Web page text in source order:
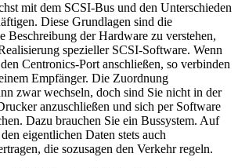
mit dem SCSI-Bus und den Unterschieden
Diese Grundlagen sind die
Beschreibung der Hardware zu verstehen,
spezieller SCSI-Software. Wenn
Centronics-Port anschließen, so verbinden
Empfänger. Die Zuordnung
zwar wechseln, doch sind Sie nicht in der
anzuschließen und sich per Software
Dazu brauchen Sie ein Bussystem. Auf
eigentlichen Daten stets auch
die sozusagen den Verkehr regeln.